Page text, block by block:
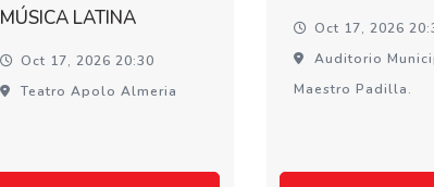
MÚSICA LATINA
Oct 17, 2026 20:30
Teatro Apolo Almeria
Oct 17, 2026
Auditorio
Maestro Padilla.